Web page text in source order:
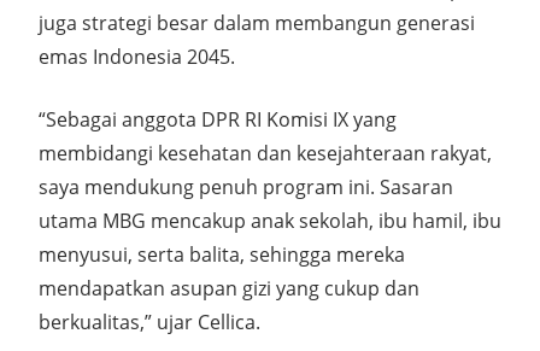
juga strategi besar dalam membangun generasi
emas Indonesia 2045.
“Sebagai anggota DPR RI Komisi IX yang
membidangi kesehatan dan kesejahteraan rakyat,
saya mendukung penuh program ini. Sasaran
utama MBG mencakup anak sekolah, ibu hamil, ibu
menyusui, serta balita, sehingga mereka
mendapatkan asupan gizi yang cukup dan
berkualitas,” ujar Cellica.